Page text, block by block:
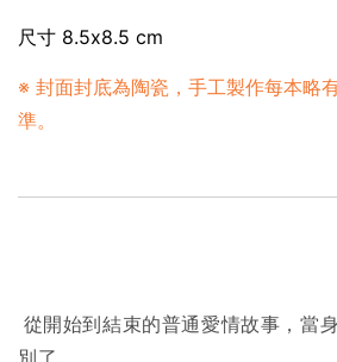
尺寸 8.5x8.5 cm
※ 封面封底為陶瓷，手工製作每本略
準。
從開始到結束的普通愛情故事，當